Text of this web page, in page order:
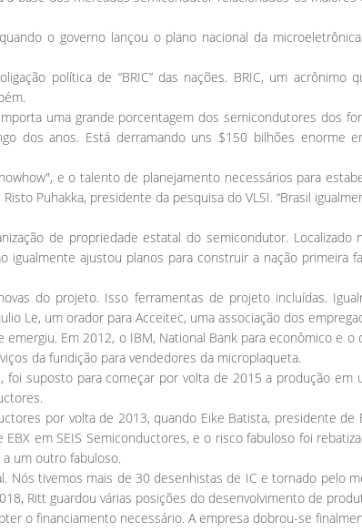
o governo lançou o plano nacional da
política de “BRIC” das nações. BRIC, um acrônimo
uma grande porcentagem dos semicondutores dos
dos anos. Está derramando uns $150 bilhões enorme
e o talento de planejamento necessários para
Puhakka, presidente da pesquisa do VLSI. “Brasil
de propriedade estatal do semicondutor.
ajustou planos para construir a nação primeira
do projeto. Isso ferramentas de projeto incluídas.
Le, um orador para Acceitec, uma associação dos
Em 2012, o IBM, National Bank para econômico e
da fundição para vendedores da microplaqueta.
foi suposto para começar por volta de 2015 a produção
por volta de 2013, quando Eike Batista, presidente
em SEIS Semiconductores, e o risco fabuloso foi
um outro fabuloso.
Nós tivemos mais de 30 desenhistas de IC e tornado pelo
Ritt guardou várias posições do desenvolvimento de
o financiamento necessário. A empresa dobrou-se